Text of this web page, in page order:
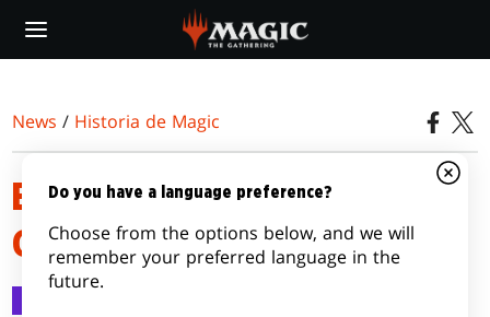
main
News / Historia de Magic
EPISODIO 5: LAS DOS
GUARDIANAS
Do you have a language preference?
Choose from the options below, and we will
remember your preferred language in the
future.